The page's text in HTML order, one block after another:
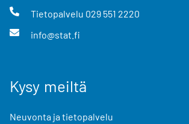
Tietopalvelu 029 551 2220
info@stat.fi
Kysy meiltä
Neuvonta ja tietopalvelu